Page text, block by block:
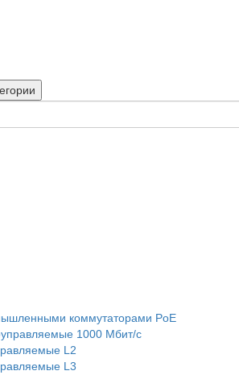
коммутаторами PoE
1000 Мбит/с
L2
L3